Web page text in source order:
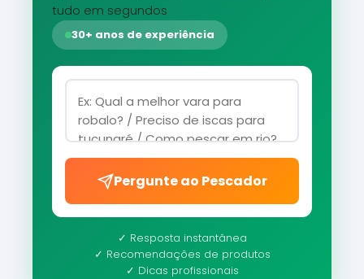
tudo em segundos
30+ anos de experiência
Pergunte ao Pescador
✓ Resposta instantânea
✓ Recomendações de produtos
✓ Dicas profissionais